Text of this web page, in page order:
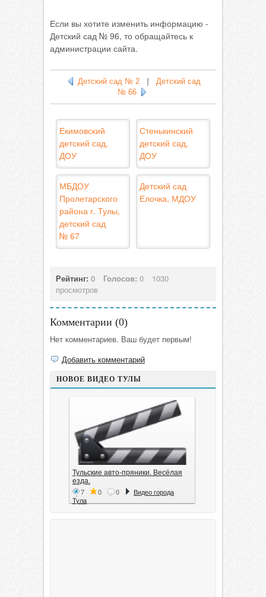
Если вы хотите изменить информацию -
Детский сад № 96, то обращайтесь к
администрации сайта.
Детский сад № 2| Детский сад
№ 66
Екимовский
детский сад,
ДОУ
Стенькинский
детский сад,
ДОУ
МБДОУ
Пролетарского
района г. Тулы,
детский сад
№ 67
Детский сад
Елочка, МДОУ
Рейтинг: 0 Голосов: 0
1030
просмотров
Комментарии (0)
Нет комментариев. Ваш будет первым!
Добавить комментарий
НОВОЕ ВИДЕО ТУЛЫ
Тульские авто-пряники. Весёлая
езда.
7 0 0
Видео города
Тула